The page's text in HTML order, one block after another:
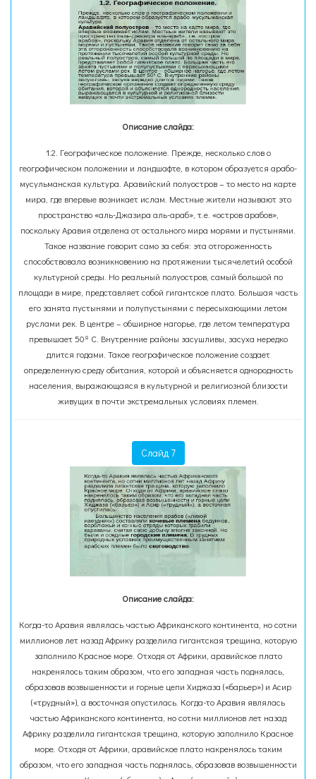
Описание слайда:
1.2. Географическое положение. Прежде, несколько слов о
географическом положении и ландшафте, в котором образуется арабо-
мусульманская культура. Аравийский полуостров – то место на карте
мира, где впервые возникает ислам. Местные жители называют это
пространство «аль-Джазира аль-араб», т.е. «остров арабов»,
поскольку Аравия отделена от остального мира морями и пустынями.
Такое название говорит само за себя: эта отгороженность
способствовала возникновению на протяжении тысячелетий особой
культурной среды. Но реальный полуостров, самый большой по
площади в мире, представляет собой гигантское плато. Большая часть
его занята пустынями и полупустынями с пересыхающими летом
руслами рек. В центре – обширное нагорье, где летом температура
превышает 50º С. Внутренние районы засушливы, засуха нередко
длится годами. Такое географическое положение создает
определенную среду обитания, которой и объясняется однородность
населения, выражающаяся в культурной и религиозной близости
живущих в почти экстремальных условиях племен.
Слайд 7
Описание слайда:
Когда-то Аравия являлась частью Африканского континента, но сотни
миллионов лет назад Африку разделила гигантская трещина, которую
заполнило Красное море. Отходя от Африки, аравийское плато
накренялось таким образом, что его западная часть поднялась,
образовав возвышенности и горные цепи Хиджаза («барьер») и Асир
(«трудный»), а восточная опустилась. Когда-то Аравия являлась
частью Африканского континента, но сотни миллионов лет назад
Африку разделила гигантская трещина, которую заполнило Красное
море. Отходя от Африки, аравийское плато накренялось таким
образом, что его западная часть поднялась, образовав возвышенности